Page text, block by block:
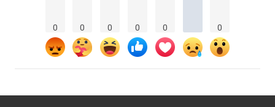
0 0 0 0 0 0